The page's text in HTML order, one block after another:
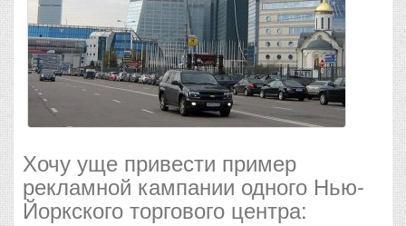
Хочу уще привести пример
рекламной кампании одного Нью-
Йоркского торгового центра: